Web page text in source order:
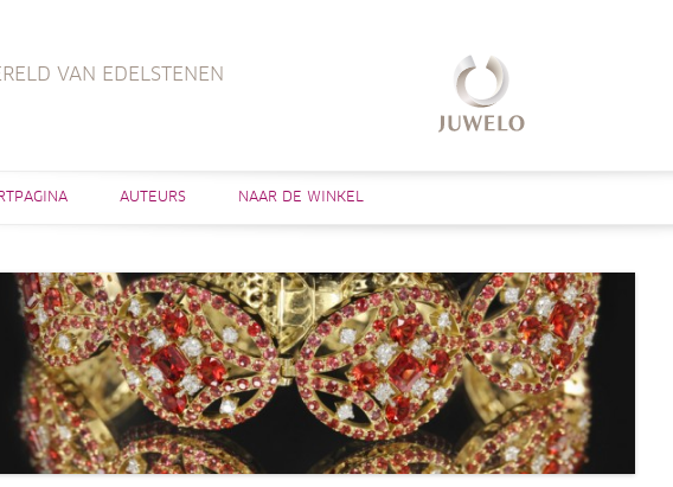
VAN EDELSTENEN
AUTEURS NAAR DE WINKEL